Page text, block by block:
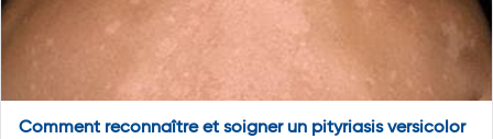
Comment reconnaître et soigner un pityriasis versicolor